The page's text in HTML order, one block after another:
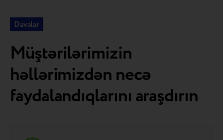
Davalar
Müştərilərimizin
həllərimizdən necə
faydalandıqlarını araşdırın